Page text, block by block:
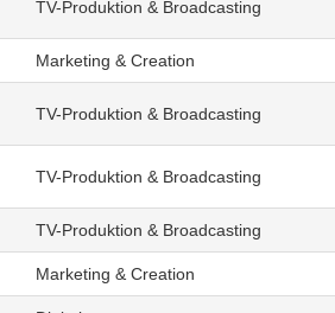
TV-Produktion & Broadcasting
Marketing & Creation
TV-Produktion & Broadcasting
TV-Produktion & Broadcasting
TV-Produktion & Broadcasting
Marketing & Creation